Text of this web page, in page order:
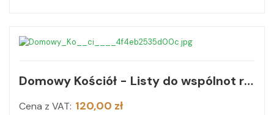
Domowy Kościół - Listy do wspólnot rodzinnych. Tom 1-3
Cena z VAT: 120,00 zł